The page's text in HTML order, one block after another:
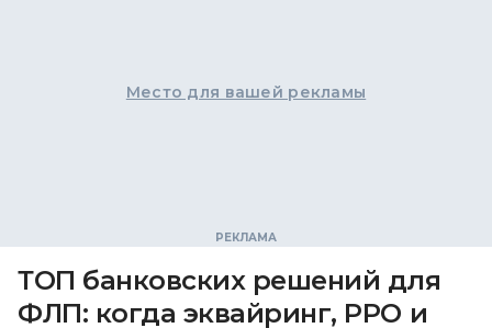
Место для вашей рекламы
ТОП банковских решений для
ФЛП: когда эквайринг, РРО и